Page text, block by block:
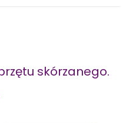
skórzanego.